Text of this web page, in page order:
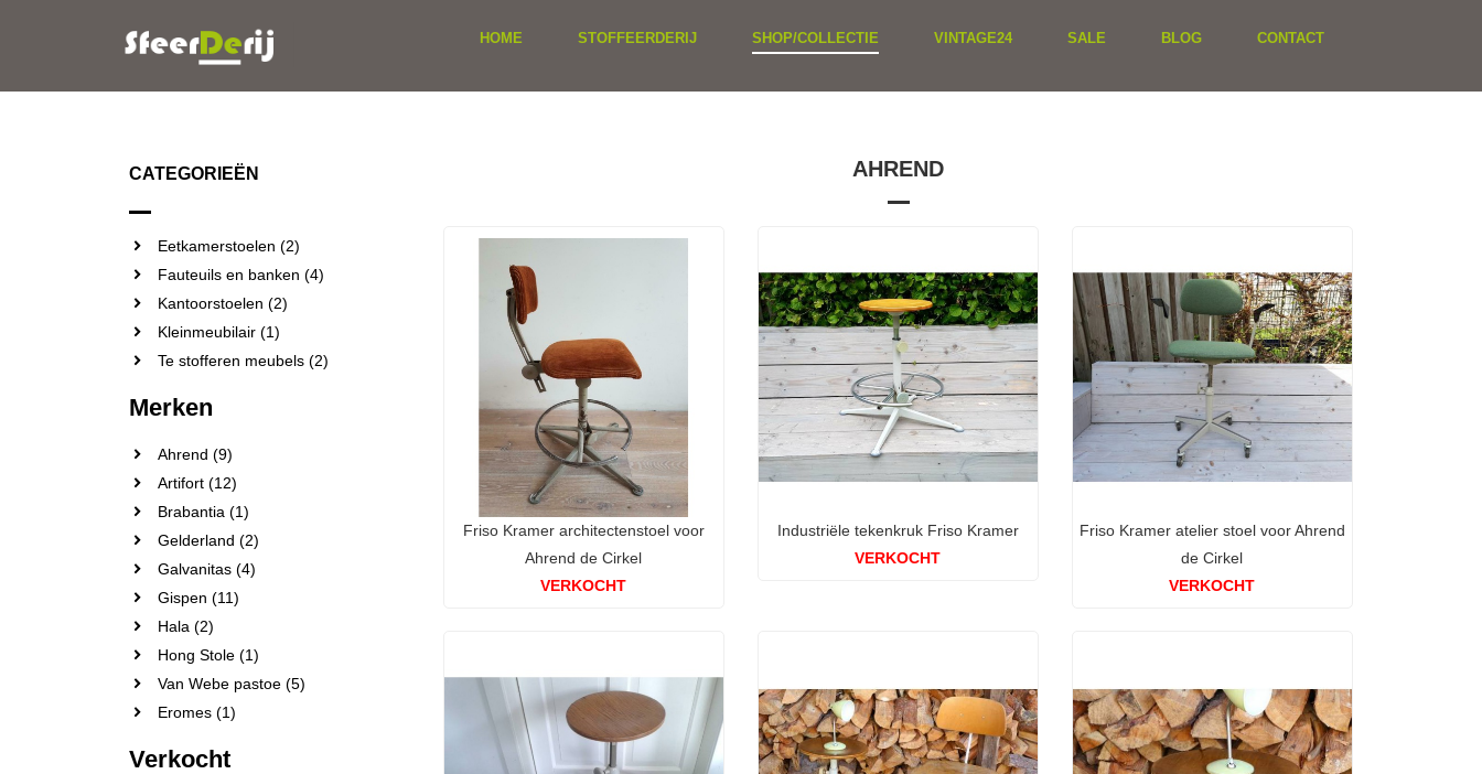
HOME STOFFEERDERIJ SHOP/COLLECTIE VINTAGE24 SALE BLOG CONTACT
CATEGORIEËN
Eetkamerstoelen (2)
Fauteuils en banken (4)
Kantoorstoelen (2)
Kleinmeubilair (1)
Te stofferen meubels (2)
Merken
Ahrend (9)
Artifort (12)
Brabantia (1)
Gelderland (2)
Galvanitas (4)
Gispen (11)
Hala (2)
Hong Stole (1)
Van Webe pastoe (5)
Eromes (1)
Verkocht
AHREND
Friso Kramer architectenstoel voor
Ahrend de Cirkel
VERKOCHT
Industriële tekenkruk Friso Kramer
VERKOCHT
Friso Kramer atelier stoel voor Ahrend
de Cirkel
VERKOCHT